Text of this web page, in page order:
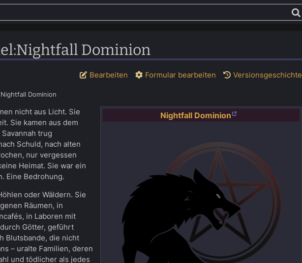
:Nightfall Dominion
Bearbeiten Formular bearbeiten Versionsgeschichte
Nightfall Dominion
Nightfall Dominion
nicht aus Licht. Sie
Sie kamen aus dem
trug
Schuld, nach alten
nur vergessen
Heimat. Sie war ein
Eine Bedrohung.
oder Wäldern. Sie
Räumen, in
in Laboren mit
Götter, geführt
Blutsbande, die nicht
– uralte Familien, deren
und tödlicher als jedes